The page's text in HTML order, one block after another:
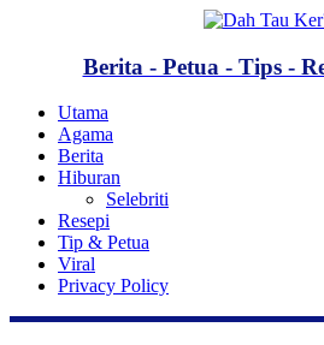
Berita - Petua - Tips -
Utama
Agama
Berita
Hiburan
Selebriti
Resepi
Tip & Petua
Viral
Privacy Policy